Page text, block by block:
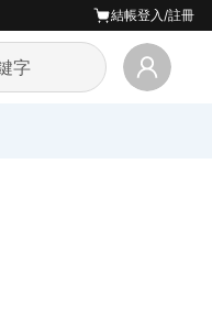
結帳登入/註冊